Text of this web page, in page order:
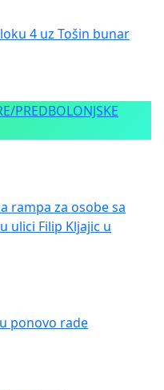
4 uz Tošin bunar
PREDBOLONJSKE
rampa za osobe sa
ulici Filip Kljajic u
ponovo rade